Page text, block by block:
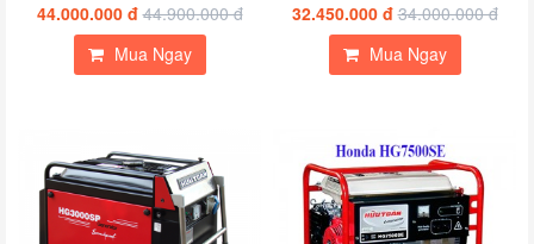
44.000.000 đ 44.900.000 đ
Mua Ngay
32.450.000 đ 34.000.000 đ
Mua Ngay